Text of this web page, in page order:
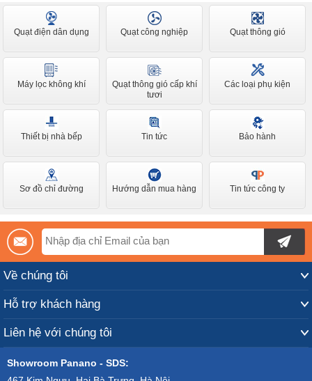
Quạt điện dân dụng Quạt công nghiệp Quạt thông gió
Máy lọc không khí
Quạt thông gió cấp khí
tươi
Các loại phụ kiện
Thiết bị nhà bếp Tin tức Bảo hành
Sơ đồ chỉ đường Hướng dẫn mua hàng Tin tức công ty
Về chúng tôi
Hỗ trợ khách hàng
Liên hệ với chúng tôi
Showroom Panano - SDS: